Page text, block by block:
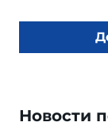
Новости